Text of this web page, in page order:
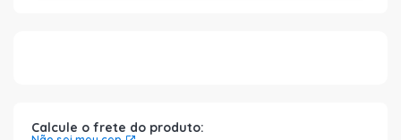
Calcule o frete do produto: